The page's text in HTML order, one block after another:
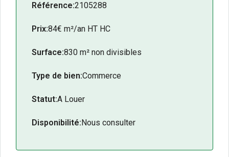
Visibilité: Flux piétonnier et routier exceptionnel.
Accessibilité: Pôle d’échanges multimodal
Potentiel: Véritable levier de croissance et
d’image.
Référence:2105288
Prix:84€ m²/an HT HC
Surface:830 m² non divisibles
Type de bien:Commerce
Statut:A Louer
Disponibilité:Nous consulter